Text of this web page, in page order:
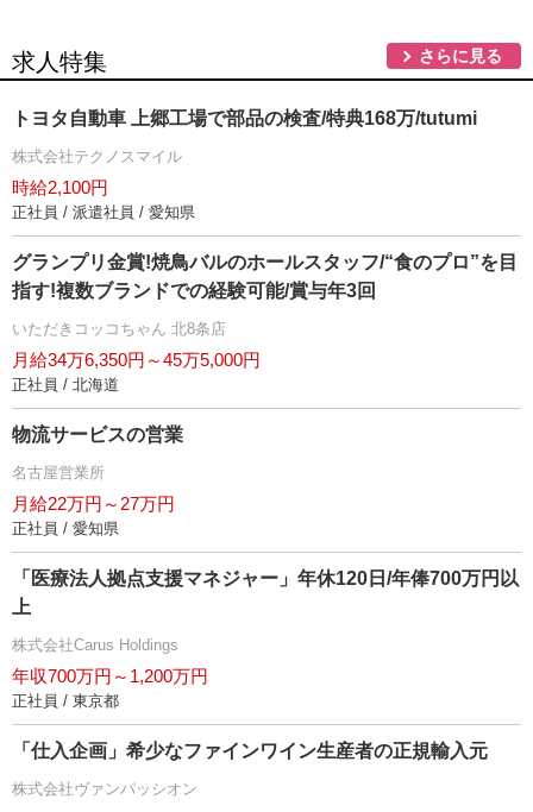
求人特集 さらに見る
トヨタ自動車 上郷工場で部品の検査/特典168万/tutumi
株式会社テクノスマイル
時給2,100円
正社員 / 派遣社員 / 愛知県
グランプリ金賞!焼鳥バルのホールスタッフ/“食のプロ”を目
指す!複数ブランドでの経験可能/賞与年3回
いただきコッコちゃん 北8条店
月給34万6,350円～45万5,000円
正社員 / 北海道
物流サービスの営業
名古屋営業所
月給22万円～27万円
正社員 / 愛知県
「医療法人拠点支援マネジャー」年休120日/年俸700万円以
上
株式会社Carus Holdings
年収700万円～1,200万円
正社員 / 東京都
「仕入企画」希少なファインワイン生産者の正規輸入元
株式会社ヴァンパッシオン